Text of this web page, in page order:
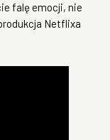
falę emocji, nie
Netflixa